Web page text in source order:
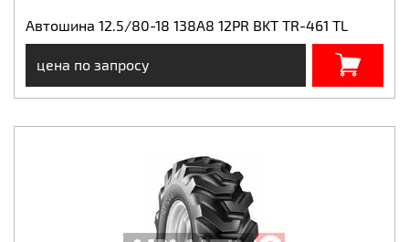
Автошина 12.5/80-18 138A8 12PR BKT TR-461 TL
цена по запросу